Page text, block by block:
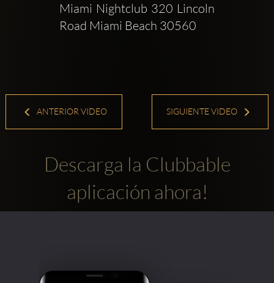
Miami Nightclub 320 Lincoln
Road Miami Beach 30560
ANTERIOR VIDEO SIGUIENTE VIDEO
Descarga la Clubbable
aplicación ahora!